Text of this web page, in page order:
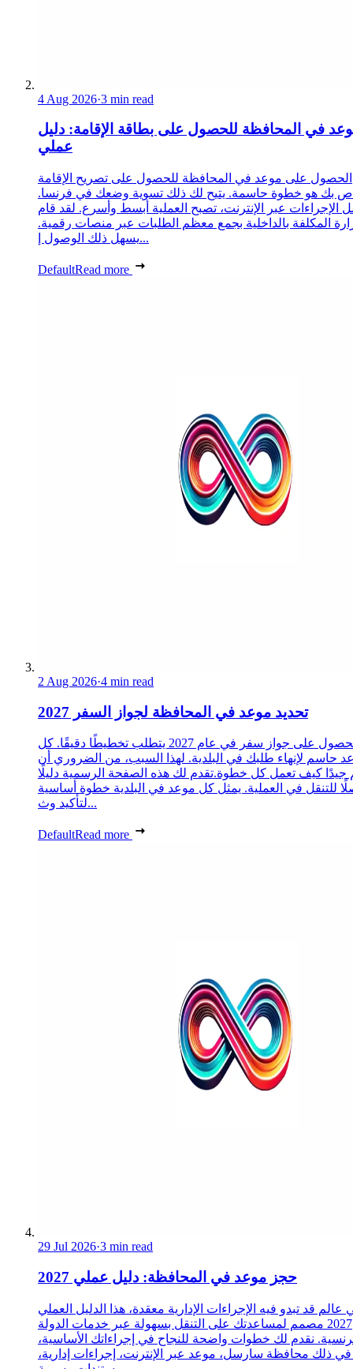
4 Aug 2026·3 min read
في المحافظة للحصول على بطاقة الإقامة: دليل
عملي
الحصول على موعد في المحافظة للحصول على تصريح الإقامة
بك هو خطوة حاسمة. يتيح لك ذلك تسوية وضعك في فرنسا.
الإجراءات عبر الإنترنت، تصبح العملية أبسط وأسرع. لقد قام
المكلفة بالداخلية بجمع معظم الطلبات عبر منصات رقمية.
يسهل ذلك الوصول إ...
DefaultRead more
2 Aug 2026·4 min read
تحديد موعد في المحافظة لجواز السفر 2027
الحصول على جواز سفر في عام 2027 يتطلب تخطيطًا دقيقًا. كل
حاسم لإنهاء طلبك في البلدية. لهذا السبب، من الضروري أن
جيدًا كيف تعمل كل خطوة.تقدم لك هذه الصفحة الرسمية دليلًا
للتنقل في العملية. يمثل كل موعد في البلدية خطوة أساسية
لتأكيد وث...
DefaultRead more
29 Jul 2026·3 min read
حجز موعد في المحافظة: دليل عملي 2027
عالم قد تبدو فيه الإجراءات الإدارية معقدة، هذا الدليل العملي
2027 مصمم لمساعدتك على التنقل بسهولة عبر خدمات الدولة
نقدم لك خطوات واضحة للنجاح في إجراءاتك الأساسية،
في ذلك محافظة سارسل، موعد عبر الإنترنت، إجراءات إدارية،